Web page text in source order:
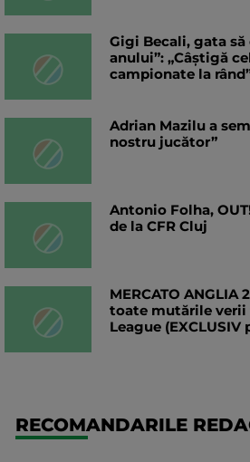
Gigi Becali, gata să
anului”: „Câștigă
campionate la
Adrian Mazilu a
nostru jucător”
Antonio Folha,
de la CFR Cluj
MERCATO ANGLIA
toate mutările verii
League (EXCLUSIV
RECOMANDARILE